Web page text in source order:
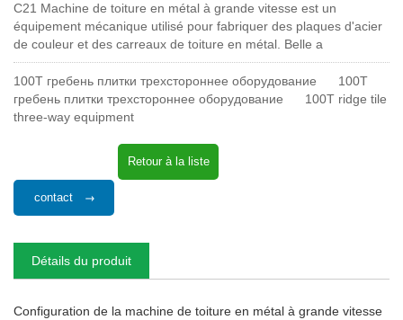
C21 Machine de toiture en métal à grande vitesse est un
équipement mécanique utilisé pour fabriquer des plaques d'acier
de couleur et des carreaux de toiture en métal. Belle a
100T гребень плитки трехстороннее оборудование
100T
гребень плитки трехстороннее оборудование
100T ridge tile
three-way equipment
contact
Retour à la liste
Détails du produit
Configuration de la machine de toiture en métal à grande vitesse